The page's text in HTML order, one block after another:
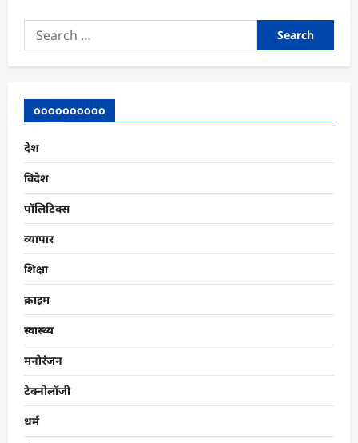
Search
for:
oooooooooo
देश
विदेश
पॉलिटिक्स
व्यापार
शिक्षा
क्राइम
स्वास्थ्य
मनोरंजन
टेक्नोलॉजी
धर्म